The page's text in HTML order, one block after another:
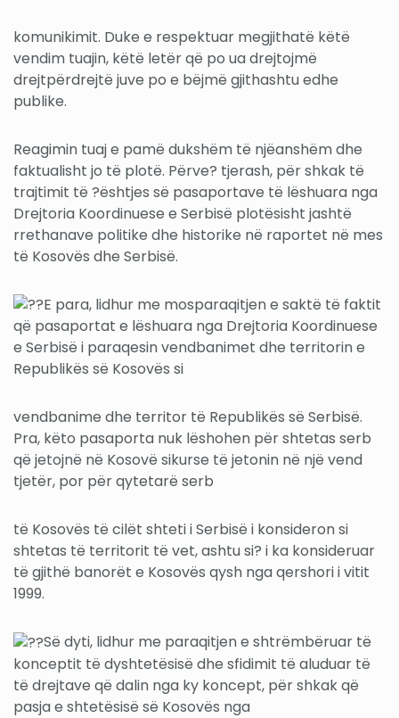
komunikimit. Duke e respektuar megjithatë këtë
vendim tuajin, këtë letër që po ua drejtojmë
drejtpërdrejtë juve po e bëjmë gjithashtu edhe
publike.
Reagimin tuaj e pamë dukshëm të njëanshëm dhe
faktualisht jo të plotë. Përve? tjerash, për shkak të
trajtimit të ?ështjes së pasaportave të lëshuara nga
Drejtoria Koordinuese e Serbisë plotësisht jashtë
rrethanave politike dhe historike në raportet në mes
të Kosovës dhe Serbisë.
E para, lidhur me mosparaqitjen e saktë të faktit
që pasaportat e lëshuara nga Drejtoria Koordinuese
e Serbisë i paraqesin vendbanimet dhe territorin e
Republikës së Kosovës si
vendbanime dhe territor të Republikës së Serbisë.
Pra, këto pasaporta nuk lëshohen për shtetas serb
që jetojnë në Kosovë sikurse të jetonin në një vend
tjetër, por për qytetarë serb
të Kosovës të cilët shteti i Serbisë i konsideron si
shtetas të territorit të vet, ashtu si? i ka konsideruar
të gjithë banorët e Kosovës qysh nga qershori i vitit
1999.
Së dyti, lidhur me paraqitjen e shtrëmbëruar të
konceptit të dyshtetësisë dhe sfidimit të aluduar të
të drejtave që dalin nga ky koncept, për shkak që
pasja e shtetësisë së Kosovës nga